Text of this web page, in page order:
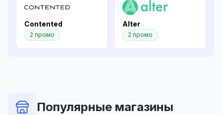
Contented
2 промо
Alter
2 промо
Популярные магазины